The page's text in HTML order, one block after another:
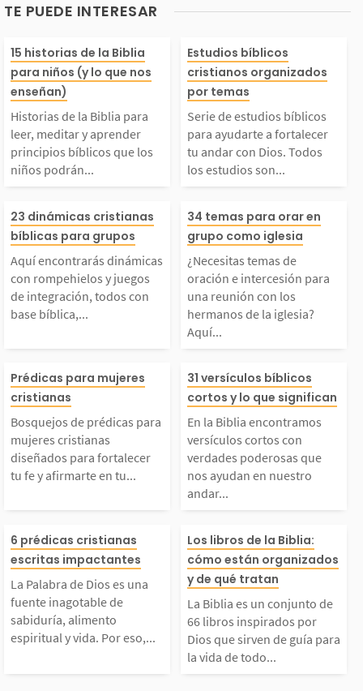
TE PUEDE INTERESAR
de la Biblia
leer, meditar y a
principios bíb
que los niños po
aplicar en su dia
vivir. 1. La creació
2. Adán y Eva...
15 historias de la Biblia
para niños (y lo que nos
enseñan)
Historias de la Biblia para
leer, meditar y aprender
principios bíblicos que los
niños podrán...
Serie de
cos para
rtalecer tu
Dios. Todos
os son cortos
de entender,
odrás usarlos
Estudios bíblicos
cristianos organizados
por temas
Serie de estudios bíblicos
para ayudarte a fortalecer
tu andar con Dios. Todos
los estudios son...
encontrarás diná
con rompehielo
y juegos de integraci
todos con base bíb
para pasar un ra
de diversión sana.
dinámicas pued
23 dinámicas cristianas
bíblicas para grupos
Aquí encontrarás dinámicas
con rompehielos y juegos
de integración, todos con
base bíblica,...
¿Necesitas
ración e
ara una
os hermanos
sia? Aquí
una lista con
ra orar,
34 temas para orar en
grupo como iglesia
¿Necesitas temas de
oración e intercesión para
una reunión con los
hermanos de la iglesia?
Aquí...
de prédicas
mujeres cristian
diseñados para fort
tu fe y afirmart
en tu andar con Dio
Como mujeres cristi
la Biblia debe s
Prédicas para mujeres
cristianas
Bosquejos de prédicas para
mujeres cristianas
diseñados para fortalecer
tu fe y afirmarte en tu...
En la Biblia
mos versículos
con verdades
as que nos
nuestro andar
eñor. Aquí
s algunos de
cuerda...
31 versículos bíblicos
cortos y lo que significan
En la Biblia encontramos
versículos cortos con
verdades poderosas que
nos ayudan en nuestro
andar...
Palabra de Dios es
fuente inagotable
sabiduría, alimento
y vida. Por
6 prédicas cristianas
escritas impactantes
La Palabra de Dios es una
fuente inagotable de
sabiduría, alimento
espiritual y vida. Por eso,...
La Biblia es
to de 66 libros
dos por Dios
n de guía para
Los libros de la Biblia:
cómo están organizados
y de qué tratan
La Biblia es un conjunto de
66 libros inspirados por
Dios que sirven de guía para
la vida de todo...